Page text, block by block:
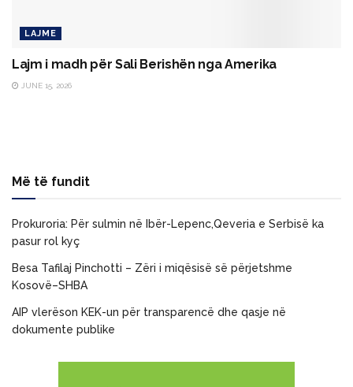
LAJME
Lajm i madh për Sali Berishën nga Amerika
JUNE 15, 2026
Më të fundit
Prokuroria: Për sulmin në Ibër-Lepenc,Qeveria e Serbisë ka
pasur rol kyç
Besa Tafilaj Pinchotti – Zëri i miqësisë së përjetshme
Kosovë–SHBA
AIP vlerëson KEK-un për transparencë dhe qasje në
dokumente publike